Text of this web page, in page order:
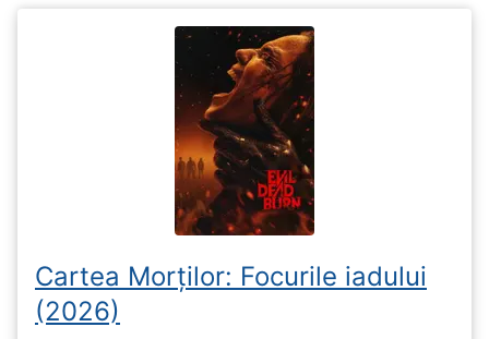
Cartea Morților: Focurile iadului
(2026)